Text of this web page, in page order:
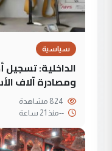
سياسية
ومصادرة آلاف
--منذ 21 ساعة